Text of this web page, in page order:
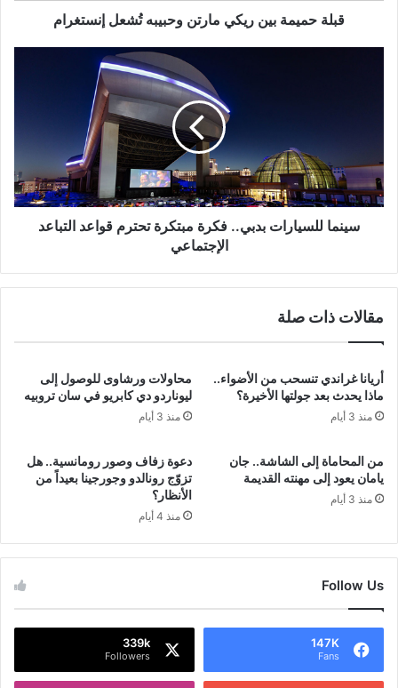
قبلة حميمة بين ريكي مارتن وحبيبه تُشعل إنستغرام
قواعد
التباعد
الإجتماعي
سينما للسيارات بدبي.. فكرة مبتكرة تحترم قواعد التباعد
الإجتماعي
مقالات ذات صلة
أريانا غراندي تنسحب من الأضواء..
ماذا يحدث بعد جولتها الأخيرة؟
منذ 3 أيام
محاولات ورشاوى للوصول إلى
ليوناردو دي كابريو في سان تروبيه
منذ 3 أيام
من المحاماة إلى الشاشة.. جان
يامان يعود إلى مهنته القديمة
منذ 3 أيام
دعوة زفاف وصور رومانسية.. هل
تزوّج رونالدو وجورجينا بعيداً من
الأنظار؟
منذ 4 أيام
Follow Us
147K
Fans
339k
Followers